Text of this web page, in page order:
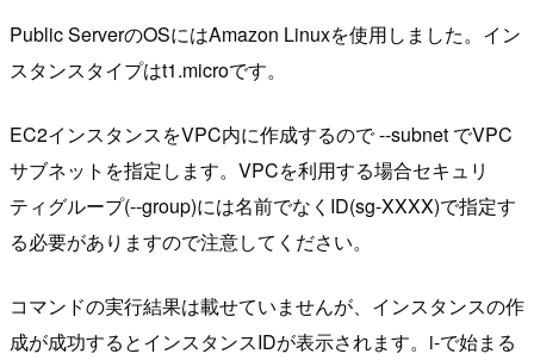
Public ServerのOSにはAmazon Linuxを使用しました。イン
スタンスタイプはt1.microです。
EC2インスタンスをVPC内に作成するので --subnet でVPC
サブネットを指定します。VPCを利用する場合セキュリ
ティグループ(--group)には名前でなくID(sg-XXXX)で指定す
る必要がありますので注意してください。
コマンドの実行結果は載せていませんが、インスタンスの作
成が成功するとインスタンスIDが表示されます。i-で始まる